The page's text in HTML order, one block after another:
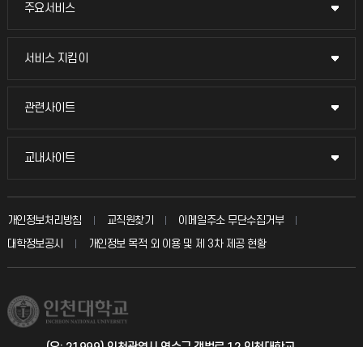
주요서비스
주요서비스
교무회의방송
입학안내
취업정보(학생)
서비스 지킴이
서비스 지킴이
묻고 답하기
칭찬마당
학생서비스 지킴이
관련사이트
관련사이트
국방헬프콜
총동문회
교내사이트
교내사이트
교수회
교육혁신본부
국제지원과
개인정보처리방침 교직원찾기
이메일주소 무단수집거부
대학정보공시
개인정보 목적 외 이용 및 제 3차 제공 현황